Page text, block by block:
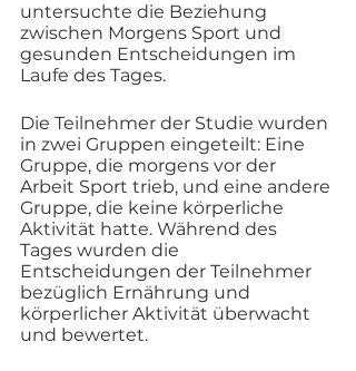
untersuchte die Beziehung
zwischen Morgens Sport und
gesunden Entscheidungen im
Laufe des Tages.
Die Teilnehmer der Studie wurden
in zwei Gruppen eingeteilt: Eine
Gruppe, die morgens vor der
Arbeit Sport trieb, und eine andere
Gruppe, die keine körperliche
Aktivität hatte. Während des
Tages wurden die
Entscheidungen der Teilnehmer
bezüglich Ernährung und
körperlicher Aktivität überwacht
und bewertet.